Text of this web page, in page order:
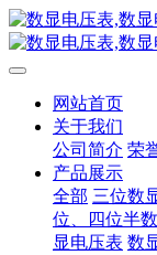
网站首页
关于我们
公司简介 荣
产品展示
全部 三位数
位、四位半
显电压表 数